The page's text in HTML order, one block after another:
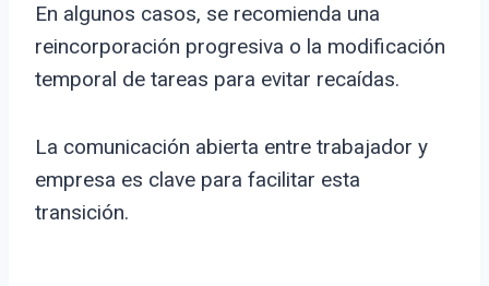
En algunos casos, se recomienda una
reincorporación progresiva o la modificación
temporal de tareas para evitar recaídas.
La comunicación abierta entre trabajador y
empresa es clave para facilitar esta
transición.